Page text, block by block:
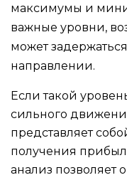
максимумы и
важные уровни,
может
направлении.
Если такой
сильного
представляет
получения
анализ позволяет